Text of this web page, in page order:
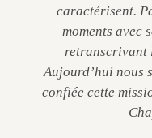
caractérisent.
moments avec
retranscrivant
Aujourd’hui nous
confiée cette